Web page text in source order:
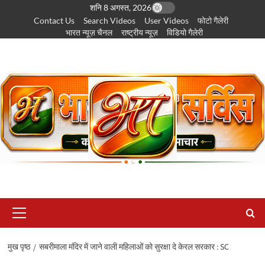
पर
शनि 8 अगस्त, 2026
Contact Us
Search Videos User Videos
फोटो गैलेरी
भारत न्यूज़ चैनल
राष्ट्रीय न्यूज़ विडियो गैलेरी
सूची
मुख पृष्ठ सबरीमाला मंदिर में जाने वाली महिलाओं को सुरक्षा दे केरल सरकार : SC